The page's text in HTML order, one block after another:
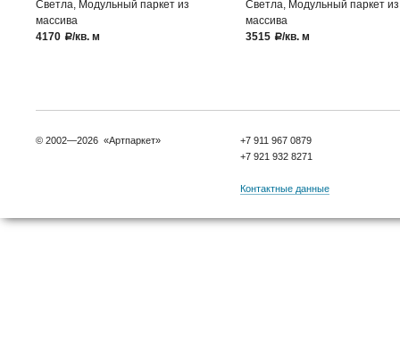
Светла, Модульный паркет из
массива
4170
a/кв. м
Светла, Модульный паркет из
массива
3515
a/кв. м
© 2002—2026 «Артпаркет»
+7 911 967 0879
+7 921 932 8271
Контактные данные